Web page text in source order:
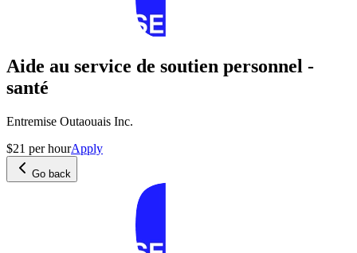
Aide au service de soutien personnel -
santé
Entremise Outaouais Inc.
$21 per hourApply
Go back